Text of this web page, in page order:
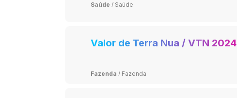
Saúde / Saúde
Valor de Terra Nua / VTN 2024
Fazenda / Fazenda